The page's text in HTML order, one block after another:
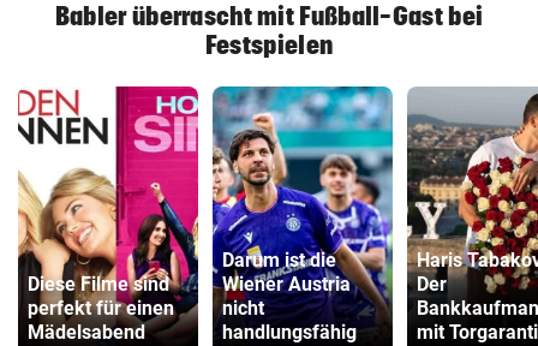
Babler überrascht mit Fußball-Gast bei
Festspielen
Diese Filme sind
perfekt für einen
Mädelsabend
Darum ist die
Wiener Austria
nicht
handlungsfähig
Haris
Der
mit